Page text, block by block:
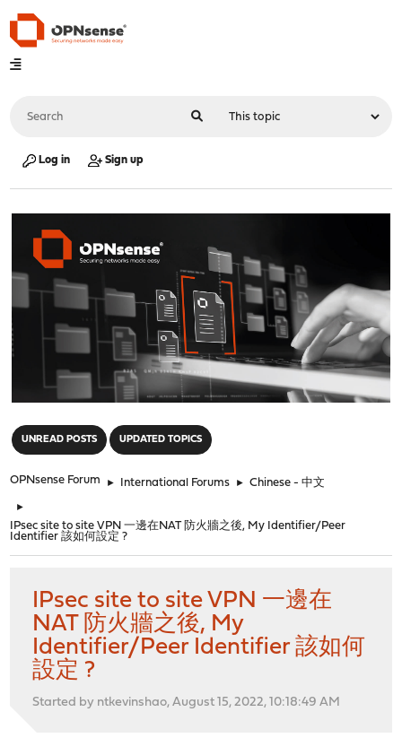
Log in Sign up
UNREAD POSTS UPDATED TOPICS
OPNsense Forum ► International Forums ► Chinese - 中文
►
IPsec site to site VPN 一邊在NAT 防火牆之後, My Identifier/Peer
Identifier 該如何設定 ?
IPsec site to site VPN 一邊在
NAT 防火牆之後, My
Identifier/Peer Identifier 該如何
設定 ?
Started by ntkevinshao, August 15, 2022, 10:18:49 AM